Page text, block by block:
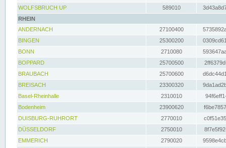
WOLFSBRUCH UP
589010
RHEIN
ANDERNACH
27100400
BINGEN
25300200
BONN
2710080
BOPPARD
25700500
BRAUBACH
25700600
BREISACH
23300320
Basel-Rheinhalle
2310010
Bodenheim
23900620
DUISBURG-RUHRORT
2770010
DÜSSELDORF
2750010
EMMERICH
2790020